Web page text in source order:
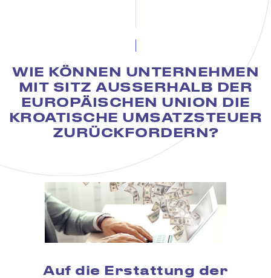
WIE KÖNNEN UNTERNEHMEN
MIT SITZ AUSSERHALB DER E
UROPÄISCHEN UNION DIE K
ROATISCHE UMSATZSTEUER Z
URÜCKFORDERN?
Auf die Erstattung der